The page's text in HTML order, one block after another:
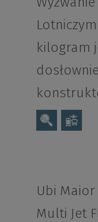
kilogram
Ubi
Multi Jet